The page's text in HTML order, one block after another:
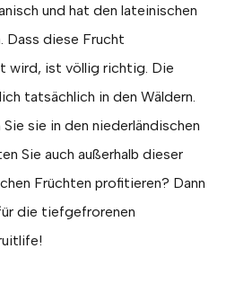
und hat den lateinischen
Dass diese Frucht
wird, ist völlig richtig. Die
tatsächlich in den Wäldern.
sie in den niederländischen
Sie auch außerhalb dieser
Früchten profitieren? Dann
die tiefgefrorenen